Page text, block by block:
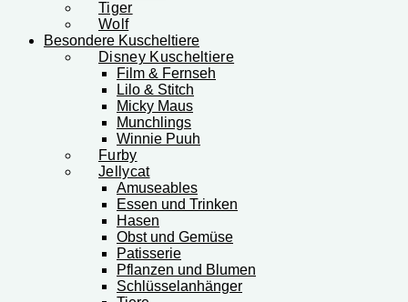
Tiger
Wolf
Besondere Kuscheltiere
Disney Kuscheltiere
Film & Fernseh
Lilo & Stitch
Micky Maus
Munchlings
Winnie Puuh
Furby
Jellycat
Amuseables
Essen und Trinken
Hasen
Obst und Gemüse
Patisserie
Pflanzen und Blumen
Schlüsselanhänger